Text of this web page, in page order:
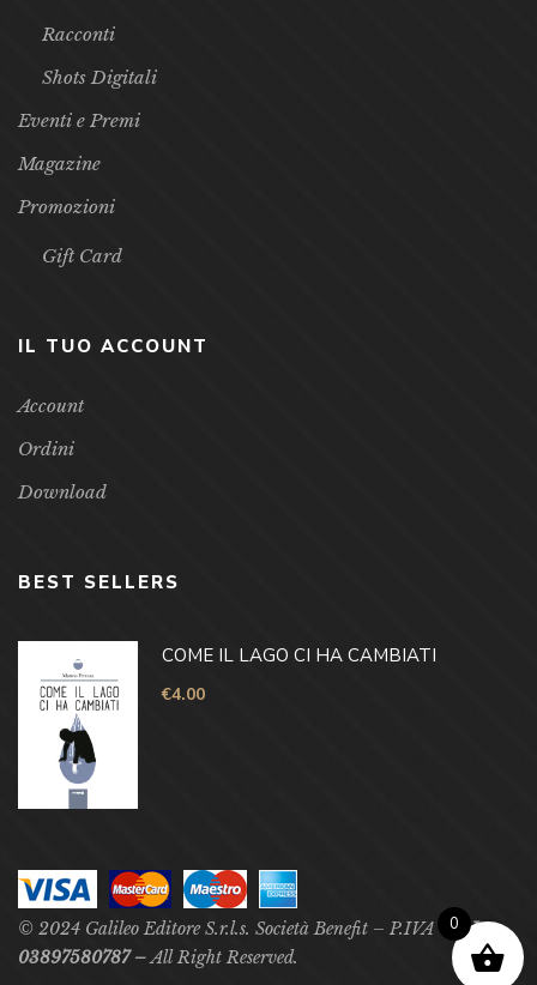
Racconti
Shots Digitali
Eventi e Premi
Magazine
Promozioni
Gift Card
IL TUO ACCOUNT
Account
Ordini
Download
BEST SELLERS
COME IL LAGO CI HA CAMBIATI
€4.00
© 2024 Galileo Editore S.r.l.s. Società Benefit – P.IVA –P.Iva
03897580787 –All Right Reserved.
0